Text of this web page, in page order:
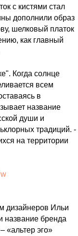
с кистями стал
дополнили образ
шелковый платок
как главный
Когда солнце
всем
в
название
души и
традиций. -
на территории
дизайнеров Ильи
название бренда
«альтер эго»